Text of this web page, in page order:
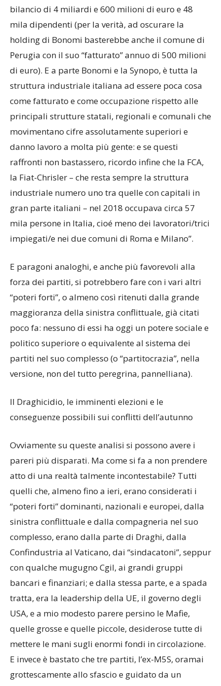
bilancio di 4 miliardi e 600 milioni di euro e 48
mila dipendenti (per la verità, ad oscurare la
holding di Bonomi basterebbe anche il comune di
Perugia con il suo “fatturato” annuo di 500 milioni
di euro). E a parte Bonomi e la Synopo, è tutta la
struttura industriale italiana ad essere poca cosa
come fatturato e come occupazione rispetto alle
principali strutture statali, regionali e comunali che
movimentano cifre assolutamente superiori e
danno lavoro a molta più gente: e se questi
raffronti non bastassero, ricordo infine che la FCA,
la Fiat-Chrisler – che resta sempre la struttura
industriale numero uno tra quelle con capitali in
gran parte italiani – nel 2018 occupava circa 57
mila persone in Italia, cioé meno dei lavoratori/trici
impiegati/e nei due comuni di Roma e Milano”.
E paragoni analoghi, e anche più favorevoli alla
forza dei partiti, si potrebbero fare con i vari altri
“poteri forti”, o almeno così ritenuti dalla grande
maggioranza della sinistra conflittuale, già citati
poco fa: nessuno di essi ha oggi un potere sociale e
politico superiore o equivalente al sistema dei
partiti nel suo complesso (o “partitocrazia”, nella
versione, non del tutto peregrina, pannelliana).
Il Draghicidio, le imminenti elezioni e le
conseguenze possibili sui conflitti dell’autunno
Ovviamente su queste analisi si possono avere i
pareri più disparati. Ma come si fa a non prendere
atto di una realtà talmente incontestabile? Tutti
quelli che, almeno fino a ieri, erano considerati i
“poteri forti” dominanti, nazionali e europei, dalla
sinistra conflittuale e dalla compagneria nel suo
complesso, erano dalla parte di Draghi, dalla
Confindustria al Vaticano, dai “sindacatoni”, seppur
con qualche mugugno Cgil, ai grandi gruppi
bancari e finanziari; e dalla stessa parte, e a spada
tratta, era la leadership della UE, il governo degli
USA, e a mio modesto parere persino le Mafie,
quelle grosse e quelle piccole, desiderose tutte di
mettere le mani sugli enormi fondi in circolazione.
E invece è bastato che tre partiti, l’ex-M5S, oramai
grottescamente allo sfascio e guidato da un